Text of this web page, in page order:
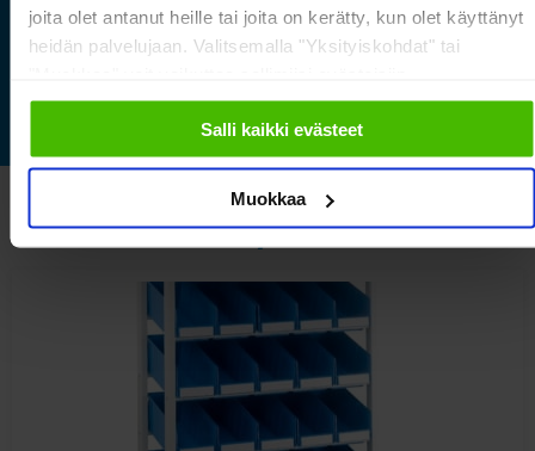
joita olet antanut heille tai joita on kerätty, kun olet käyttänyt
heidän palvelujaan. Valitsemalla "Yksityiskohdat" tai
Salli kaikki evästeet
Muokkaa
Lue lisää »
Katso myös nämä